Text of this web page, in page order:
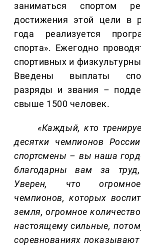
заниматься спортом
достижения этой цели в
года реализуется
спорта». Ежегодно
спортивных и
Введены выплаты
разряды и звания –
свыше 1500 человек.
«Каждый, кто
десятки чемпионов
спортсмены – вы наша
благодарны вам за
Уверен, что
чемпионов, которых
земля, огромное
настоящему сильные,
соревнованиях показывают